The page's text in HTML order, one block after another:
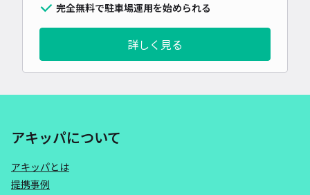
完全無料で駐車場運用を始められる
詳しく見る
アキッパについて
アキッパとは
提携事例